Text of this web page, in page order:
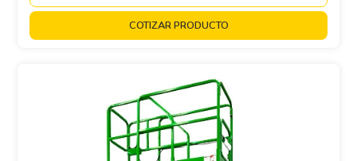
COTIZAR PRODUCTO